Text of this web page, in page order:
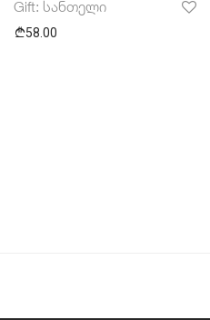
Gift: სანთელი
58.00